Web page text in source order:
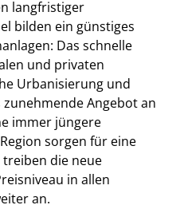
langfristiger
bilden ein günstiges
Das schnelle
und privaten
Urbanisierung und
Angebot an
immer jüngere
sorgen für eine
die neue
in allen
an.